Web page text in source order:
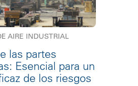
AIRE INDUSTRIAL
las partes
Esencial para un
de los riesgos